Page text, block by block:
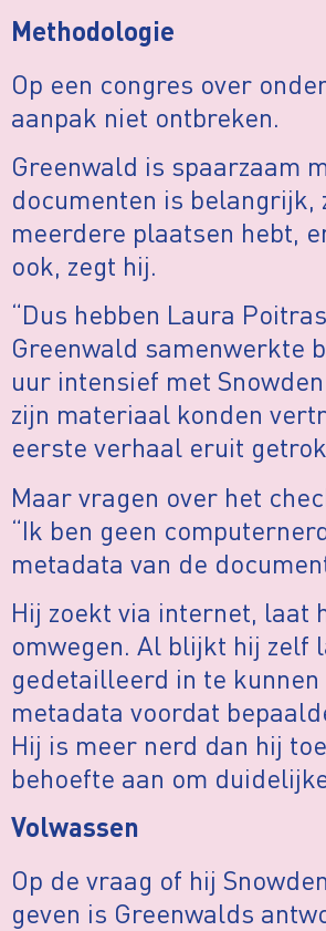
Methodologie
Op een congres over
aanpak niet ontbreken.
Greenwald is spaarzaam
documenten is belangrijk,
meerdere plaatsen hebt,
ook, zegt hij.
“Dus hebben Laura
Greenwald samenwerkte
uur intensief met
zijn materiaal konden
eerste verhaal eruit
Maar vragen over het
“Ik ben geen
metadata van de
Hij zoekt via internet, laat
omwegen. Al blijkt hij zelf
gedetailleerd in te
metadata voordat
Hij is meer nerd dan hij
behoefte aan om
Volwassen
Op de vraag of hij
geven is Greenwalds